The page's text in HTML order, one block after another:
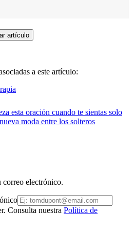
artículo
a este artículo:
esta oración cuando te sientas solo
moda entre los solteros
correo electrónico.
Consulta nuestra Política de